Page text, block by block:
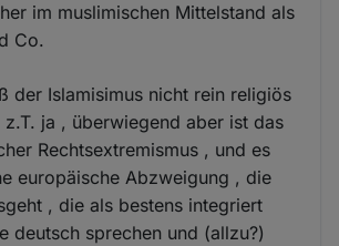
im muslimischen Mittelstand als
Co.
der Islamisimus nicht rein religiös
ja , überwiegend aber ist das
Rechtsextremismus , und es
europäische Abzweigung , die
, die als bestens integriert
deutsch sprechen und (allzu?)